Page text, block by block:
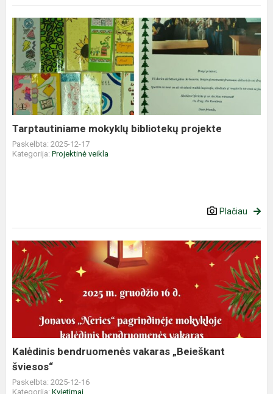
Tarptautiniame
mokyklų
bibliotekų
projekte
Tarptautiniame mokyklų bibliotekų projekte
Paskelbta: 2025-12-17
Kategorija: Projektinė veikla
Plačiau
Kalėdinis
bendruomenės
vakaras
„Beieškant
šviesos“
Kalėdinis bendruomenės vakaras „Beieškant
šviesos“
Paskelbta: 2025-12-16
Kategorija: Kvietimai